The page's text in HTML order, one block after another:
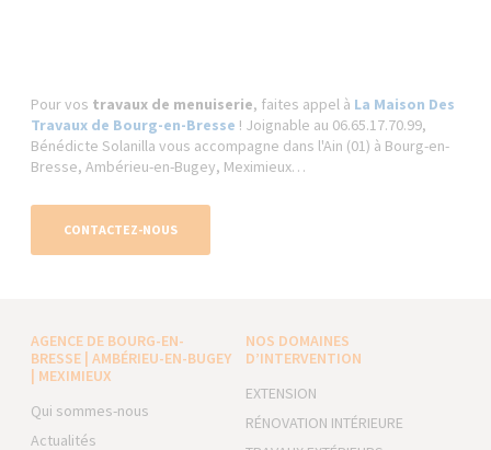
Pour vos travaux de menuiserie, faites appel à La Maison Des
Travaux de Bourg-en-Bresse ! Joignable au 06.65.17.70.99,
Bénédicte Solanilla vous accompagne dans l'Ain (01) à Bourg-en-
Bresse, Ambérieu-en-Bugey, Meximieux…
CONTACTEZ-NOUS
AGENCE DE BOURG-EN-
BRESSE | AMBÉRIEU-EN-BUGEY
| MEXIMIEUX
Qui sommes-nous
Actualités
NOS DOMAINES
D’INTERVENTION
EXTENSION
RÉNOVATION INTÉRIEURE